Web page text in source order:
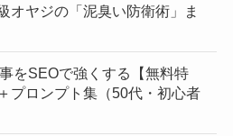
オヤジの「泥臭い防衛術」ま
をSEOで強くする【無料特
プロンプト集（50代・初心者